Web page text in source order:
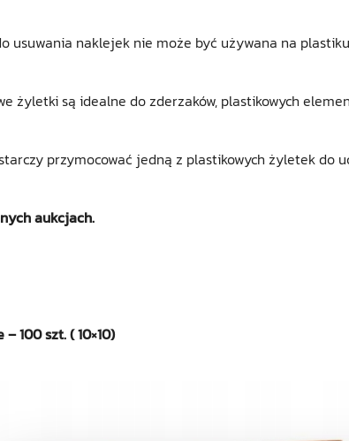
usuwania naklejek nie może być używana na
żyletki są idealne do zderzaków, plastikowych
przymocować jedną z plastikowych żyletek do
aukcjach.
100 szt. ( 10×10)